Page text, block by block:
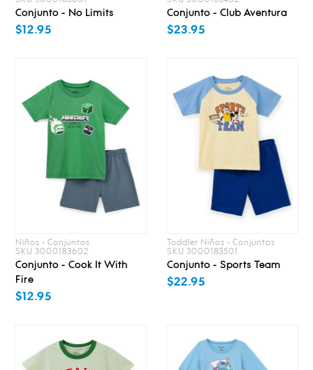
Conjunto - No Limits
$12.95
Conjunto - Club Aventura
$23.95
Niños • Conjuntos
SKU 3000183602
Conjunto - Cook It With
Fire
$12.95
Toddler Niños • Conjuntos
SKU 3000183501
Conjunto - Sports Team
$22.95